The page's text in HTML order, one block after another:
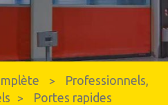
>
Professionnels,
> Portes rapides